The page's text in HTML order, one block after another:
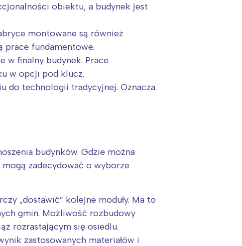
obiektu, a budynek jest
montowane są również
prace fundamentowe.
w finalny budynek. Prace
w opcji pod klucz.
do technologii tradycyjnej. Oznacza
budynków. Gdzie można
zadecydować o wyborze
„dostawić” kolejne moduły. Ma to
gmin. Możliwość rozbudowy
rozrastającym się osiedlu.
zastosowanych materiałów i